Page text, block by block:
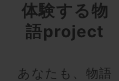
体験する物
語project
あなたも、物語